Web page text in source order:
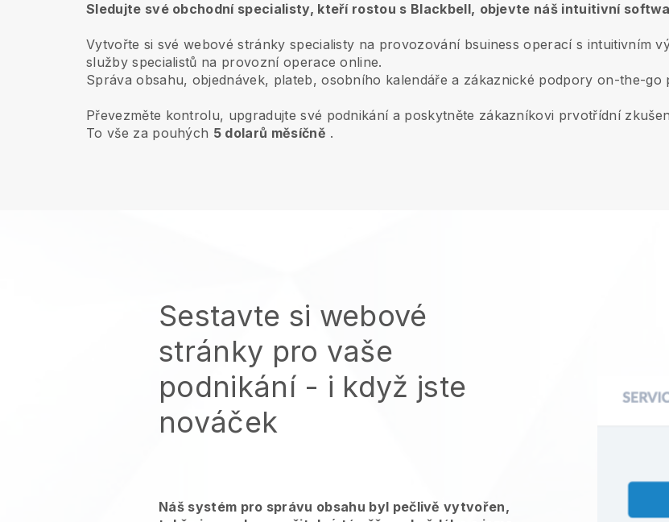
Sledujte své obchodní specialisty, kteří rostou s Blackbell, objevte náš intuitivní
Vytvořte si své webové stránky specialisty na provozování bsuiness operací s intuitivním
služby specialistů na provozní operace online.
Správa obsahu, objednávek, plateb, osobního kalendáře a zákaznické podpory on-the-go
Převezměte kontrolu, upgradujte své podnikání a poskytněte zákazníkovi prvotřídní
To vše za pouhých 5 dolarů měsíčně .
Sestavte si webové
stránky pro vaše
podnikání - i když jste
nováček
Náš systém pro správu obsahu byl pečlivě vytvořen,